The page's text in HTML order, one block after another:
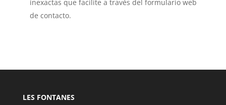
inexactas que facilite a través del formulario web
de contacto.
LES FONTANES